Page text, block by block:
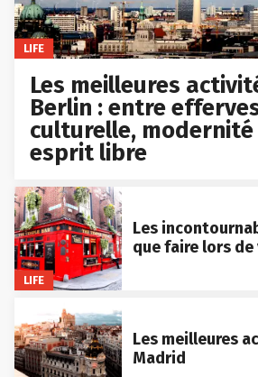
LIFE
Les meilleures
Berlin : entre
culturelle,
esprit libre
LIFE
Les
que faire lors
Les meilleures
Madrid